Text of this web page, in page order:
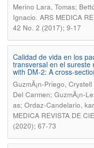
Merino Lara, Tomas;
Ignacio. ARS MEDICA
42 No. 2 (2017); 9-17
Calidad de vida en los
transversal en el sureste
with DM-2: A cross-
GuzmÃ¡n-Priego,
Del Carmen; GuzmÃ¡n-
as; Ordaz-Candelario,
MEDICA REVISTA DE
(2020); 67-73